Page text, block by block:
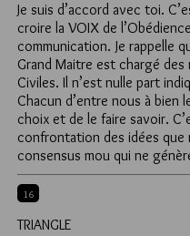
Je suis d’accord avec toi.
croire la VOIX de
communication. Je rappelle
Grand Maitre est chargé
Civiles. Il n’est nulle part
Chacun d’entre nous à bien
choix et de le faire savoir.
confrontation des idées que
consensus mou qui ne
16
TRIANGLE